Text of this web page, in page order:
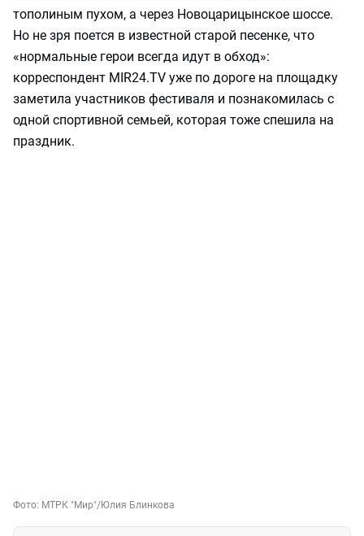
тополиным пухом, а через Новоцарицынское шоссе.
Но не зря поется в известной старой песенке, что
«нормальные герои всегда идут в обход»:
корреспондент MIR24.TV уже по дороге на площадку
заметила участников фестиваля и познакомилась с
одной спортивной семьей, которая тоже спешила на
праздник.
Фото: МТРК "Мир"/Юлия Блинкова